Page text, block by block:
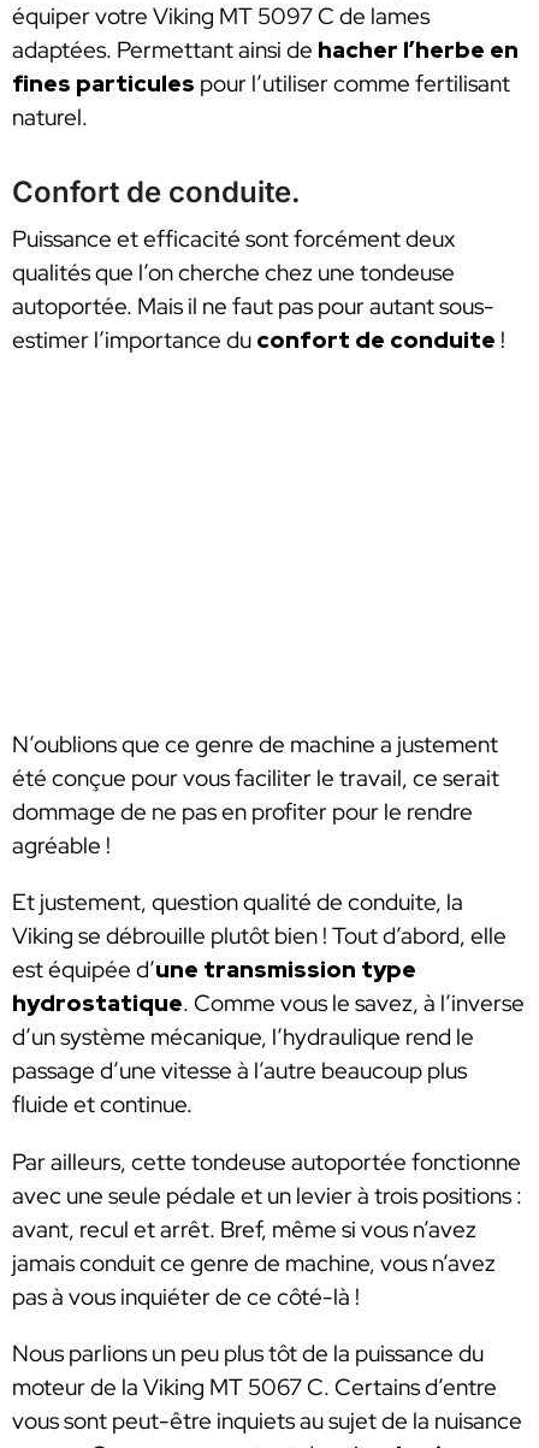
équiper votre Viking MT 5097 C de lames
adaptées. Permettant ainsi de hacher l’herbe en
fines particules pour l’utiliser comme fertilisant
naturel.
Confort de conduite.
Puissance et efficacité sont forcément deux
qualités que l’on cherche chez une tondeuse
autoportée. Mais il ne faut pas pour autant sous-
estimer l’importance du confort de conduite !
N’oublions que ce genre de machine a justement
été conçue pour vous faciliter le travail, ce serait
dommage de ne pas en profiter pour le rendre
agréable !
Et justement, question qualité de conduite, la
Viking se débrouille plutôt bien ! Tout d’abord, elle
est équipée d’une transmission type
hydrostatique. Comme vous le savez, à l’inverse
d’un système mécanique, l’hydraulique rend le
passage d’une vitesse à l’autre beaucoup plus
fluide et continue.
Par ailleurs, cette tondeuse autoportée fonctionne
avec une seule pédale et un levier à trois positions :
avant, recul et arrêt. Bref, même si vous n’avez
jamais conduit ce genre de machine, vous n’avez
pas à vous inquiéter de ce côté-là !
Nous parlions un peu plus tôt de la puissance du
moteur de la Viking MT 5067 C. Certains d’entre
vous sont peut-être inquiets au sujet de la nuisance